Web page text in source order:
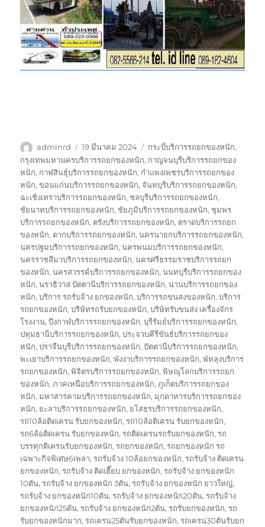
ผู้
เขียน
adminrd
เขียน
เมื่อ
19 มีนาคม 2024
ป้าย
กำกับ
กระบี่บริการรถยกของหนัก,
กรุงเทพมหานครบริการรถยกของหนัก, กาญจนบุรีบริการรถยกของ
หนัก, กาฬสินธุ์บริการรถยกของหนัก, กำแพงเพชรบริการรถยกของ
หนัก,ขอนแก่นบริการรถยกของหนัก, จันทบุรีบริการรถยกของหนัก,
ฉะเชิงเทราบริการรถยกของหนัก, ชลบุรีบริการรถยกของหนัก,
ชัยนาทบริการรถยกของหนัก, ชัยภูมิบริการรถยกของหนัก, ชุมพร
บริการรถยกของหนัก, ตรังบริการรถยกของหนัก, ตราดบริการรถยก
ของหนัก, ตากบริการรถยกของหนัก,นครนายกบริการรถยกของหนัก,
นครปฐมบริการรถยกของหนัก,นครพนมบริการรถยกของหนัก,
นครราชสีมาบริการรถยกของหนัก,นครศรีธรรมราชบริการรถยก
ของหนัก,นครสวรรค์บริการรถยกของหนัก,นนทบุรีบริการรถยกของ
หนัก,นราธิวาส ปัตตานีบริการรถยกของหนัก,น่านบริการรถยกของ
หนัก,บริการ รถรับจ้าง ยกของหนัก,บริการรถขนสงของหนัก,บริการ
รถยกของหนัก,บริษัทรถรับยกของหนัก,บริษัทรับขนส่ง เครื่องจักร
โรงงาน,บึงกาฬบริการรถยกของหนัก,บุรีรัมย์บริการรถยกของหนัก,
ปทุมธานีบริการรถยกของหนัก,ประจวบคีรีขันธ์บริการรถยกของ
หนัก,ปราจีนบุรีบริการรถยกของหนัก,ปัตตานีบริการรถยกของหนัก,
พะเยาบริการรถยกของหนัก,พังงาบริการรถยกของหนัก,พัทลุงบริการ
รถยกของหนัก,พิจิตรบริการรถยกของหนัก,พิษณุโลกบริการรถยก
ของหนัก,ภาคเหนือบริการรถยกของหนัก,ภูเก็ตบริการรถยกของ
หนัก,มหาสารคามบริการรถยกของหนัก,มุกดาหารบริการรถยกของ
หนัก, ยะลาบริการรถยกของหนัก, ยโสธรบริการรถยกของหนัก,
รถ10ล้อติดเครน รับยกของหนัก,รถ10ล้อติเครน รับยกของหนัก,
รถ6ล้อติดเครน รับยกของหนัก,รถติดเครนรถรับยกของหนัก,รถ
บรรทุกติเครนรับยกของหนัก,รถยกของหนัก,รถยกของหนัก รถ
เฉพาะกิจพิเศษ6เพลา,รถรับจ้าง 10ล้อยกของหนัก,รถรับจ้าง ติดเครน
ยกของหนัก,รถรับจ้าง ติดเฮี๊ยบ ยกของหนัก,รถรับจ้าง ยกของหนัก
10ตัน,รถรับจ้าง ยกของหนัก 3ตัน,รถรับจ้าง ยกของหนัก ยาวใหญ่,
รถรับจ้าง ยกของหนัก10ตัน,รถรับจ้าง ยกของหนัก20ตัน,รถรับจ้าง
ยกของหนัก25ตัน,รถรับจ้าง ยกของหนัก2ตัน,รถรับยกของหนัก,รถ
รับยกของหนักมาก,รถเครน25ตันรับยกของหนัก,รถเครน30ตันรับยก